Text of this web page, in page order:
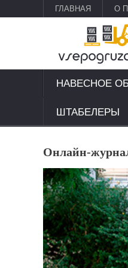
ГЛАВНАЯ О
НАВЕСНОЕ
ШТАБЕЛЕРЫ
Онлайн-